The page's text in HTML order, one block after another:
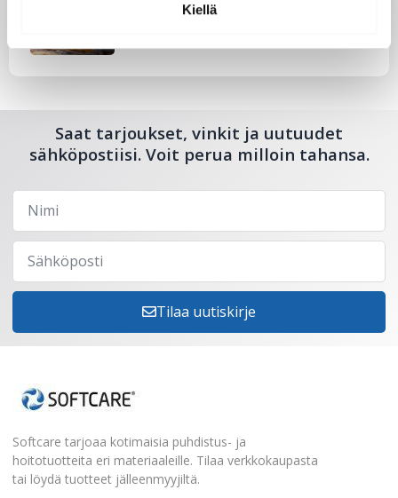
Kiellä
Saat tarjoukset, vinkit ja uutuudet
sähköpostiisi. Voit perua milloin tahansa.
Tilaa uutiskirje
Softcare tarjoaa kotimaisia puhdistus- ja
hoitotuotteita eri materiaaleille. Tilaa verkkokaupasta
tai löydä tuotteet jälleenmyyjiltä.